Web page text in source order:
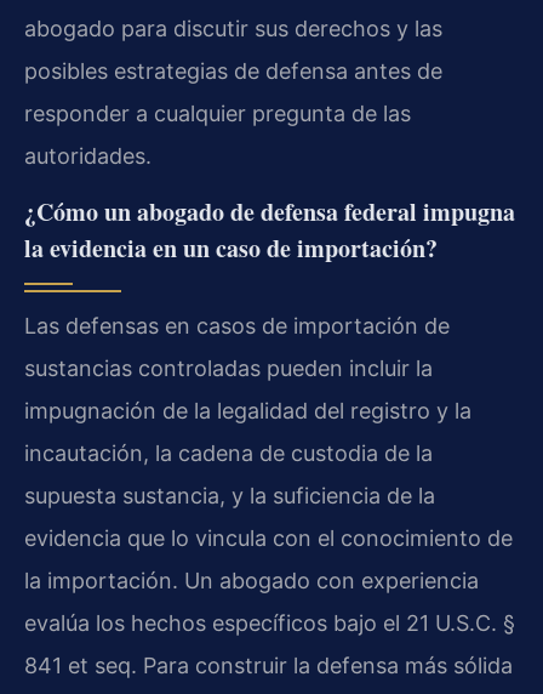
abogado para discutir sus derechos y las
posibles estrategias de defensa antes de
responder a cualquier pregunta de las
autoridades.
¿Cómo un abogado de defensa federal impugna
la evidencia en un caso de importación?
Las defensas en casos de importación de
sustancias controladas pueden incluir la
impugnación de la legalidad del registro y la
incautación, la cadena de custodia de la
supuesta sustancia, y la suficiencia de la
evidencia que lo vincula con el conocimiento de
la importación. Un abogado con experiencia
evalúa los hechos específicos bajo el 21 U.S.C. §
841 et seq. Para construir la defensa más sólida